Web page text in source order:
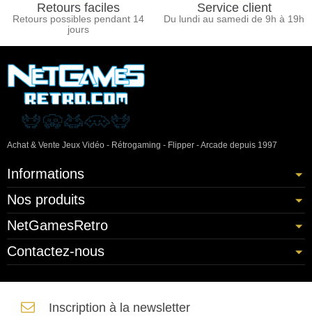
Retours faciles
Retours possibles pendant 14
jours
Service client
Du lundi au samedi de 9h à 19h
Achat & Vente Jeux Vidéo - Rétrogaming - Flipper - Arcade depuis 1997
Informations
Nos produits
NetGamesRetro
Contactez-nous
Inscription à la newsletter